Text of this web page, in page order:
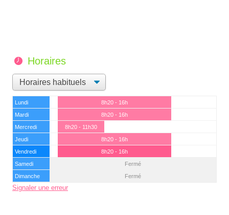
Horaires
Lundi
8h20 - 16h
Mardi
8h20 - 16h
Mercredi
8h20 - 11h30
Jeudi
8h20 - 16h
Vendredi
8h20 - 16h
Samedi
Fermé
Dimanche
Fermé
Signaler une erreur